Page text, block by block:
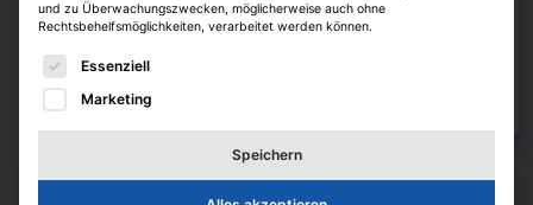
JLL hat Bettina Meckel zur Leiterin des Asset-Managements ernannt.
Ihre Vorgängerin Alexandra Meyder-Cyrus verlässt das Unternehmen.
Janina Stadel
und zu Überwachungszwecken, möglicherweise auch ohne
Rechtsbehelfsmöglichkeiten, verarbeitet werden können.
Es folgt eine Liste der Service-Gruppen, für die eine
Essenziell
Marketing
Speichern